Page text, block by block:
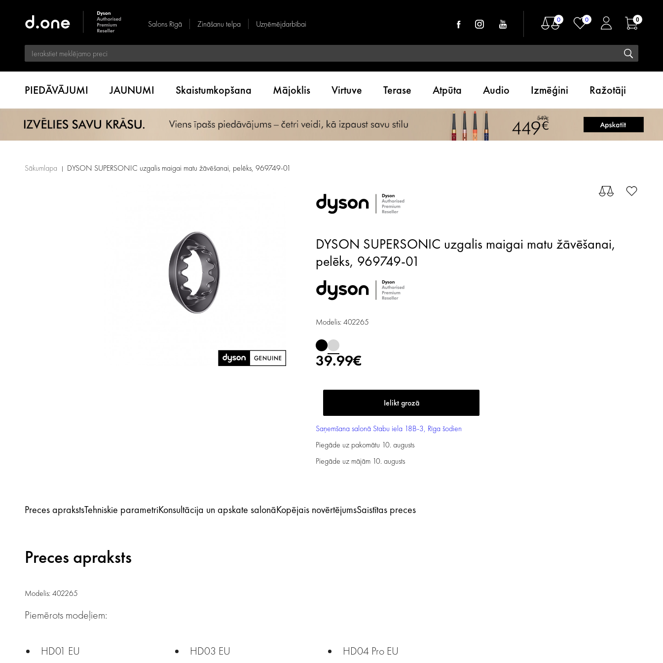
Salons Rīgā Zināšanu telpa Uzņēmējdarbībai 0 0 0
PIEDĀVĀJUMI JAUNUMI Skaistumkopšana Mājoklis Virtuve Terase Atpūta Audio Izmēģini Ražotāji
Sākumlapa DYSON SUPERSONIC uzgalis maigai matu žāvēšanai, pelēks, 969749-01
DYSON SUPERSONIC uzgalis maigai matu žāvēšanai,
pelēks, 969749-01
Modelis: 402265
39.99€
Saņemšana salonā Stabu iela 18B-3, Rīga šodien
Piegāde uz pakomātu 10. augusts
Piegāde uz mājām 10. augusts
Preces aprakstsTehniskie parametriKonsultācija un apskate salonāKopējais novērtējumsSaistītas preces
Preces apraksts
Modelis: 402265
Piemērots modeļiem:
HD01 EU HD03 EU HD04 Pro EU